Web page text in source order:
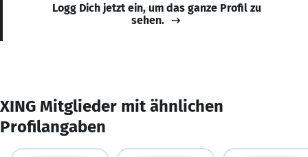
Logg Dich jetzt ein, um das ganze Profil zu
sehen.
XING Mitglieder mit ähnlichen
Profilangaben